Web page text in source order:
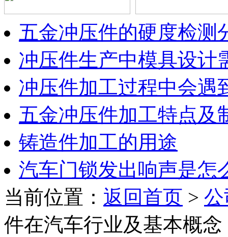
五金冲压件的硬度检测
冲压件生产中模具设计
冲压件加工过程中会遇
五金冲压件加工特点及
铸造件加工的用途
汽车门锁发出响声是怎
当前位置： 返回首页 >
件在汽车行业及基本概念